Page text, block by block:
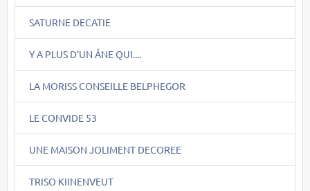
SATURNE DECATIE
Y A PLUS D'UN ÂNE QUI....
LA MORISS CONSEILLE BELPHEGOR
LE CONVIDE 53
UNE MAISON JOLIMENT DECOREE
TRISO KIINENVEUT